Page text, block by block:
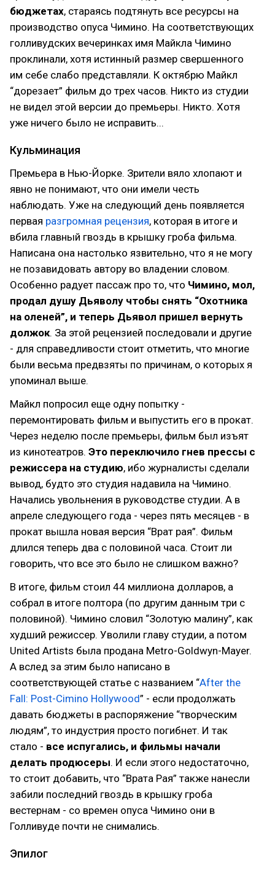
бюджетах, стараясь подтянуть все ресурсы на
производство опуса Чимино. На соответствующих
голливудских вечеринках имя Майкла Чимино
проклинали, хотя истинный размер свершенного
им себе слабо представляли. К октябрю Майкл
“дорезает” фильм до трех часов. Никто из студии
не видел этой версии до премьеры. Никто. Хотя
уже ничего было не исправить...
Кульминация
Премьера в Нью-Йорке. Зрители вяло хлопают и
явно не понимают, что они имели честь
наблюдать. Уже на следующий день появляется
первая разгромная рецензия, которая в итоге и
вбила главный гвоздь в крышку гроба фильма.
Написана она настолько язвительно, что я не могу
не позавидовать автору во владении словом.
Особенно радует пассаж про то, что Чимино, мол,
продал душу Дьяволу чтобы снять “Охотника
на оленей”, и теперь Дьявол пришел вернуть
должок. За этой рецензией последовали и другие
- для справедливости стоит отметить, что многие
были весьма предвзяты по причинам, о которых я
упоминал выше.
Майкл попросил еще одну попытку -
перемонтировать фильм и выпустить его в прокат.
Через неделю после премьеры, фильм был изъят
из кинотеатров. Это переключило гнев прессы с
режиссера на студию, ибо журналисты сделали
вывод, будто это студия надавила на Чимино.
Начались увольнения в руководстве студии. А в
апреле следующего года - через пять месяцев - в
прокат вышла новая версия “Врат рая”. Фильм
длился теперь два с половиной часа. Стоит ли
говорить, что все это было не слишком важно?
В итоге, фильм стоил 44 миллиона долларов, а
собрал в итоге полтора (по другим данным три с
половиной). Чимино словил “Золотую малину”, как
худший режиссер. Уволили главу студии, а потом
United Artists была продана Metro-Goldwyn-Mayer.
А вслед за этим было написано в
соответствующей статье с названием “After the
Fall: Post-Cimino Hollywood” - если продолжать
давать бюджеты в распоряжение “творческим
людям”, то индустрия просто погибнет. И так
стало - все испугались, и фильмы начали
делать продюсеры. И если этого недостаточно,
то стоит добавить, что “Врата Рая” также нанесли
забили последний гвоздь в крышку гроба
вестернам - со времен опуса Чимино они в
Голливуде почти не снимались.
Эпилог